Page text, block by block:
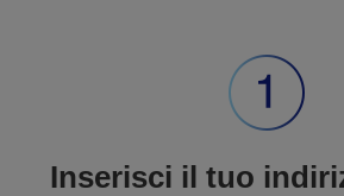
Inserisci il tuo